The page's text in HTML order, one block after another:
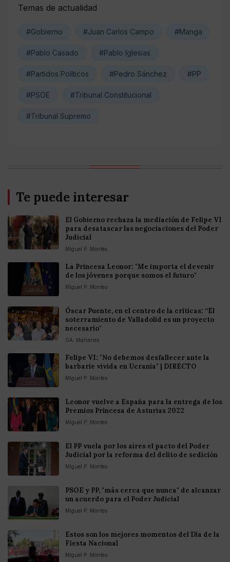
Temas de actualidad
#Gobierno #Juan Carlos Campo #Manga
#Pablo Casado #Pablo Iglesias
#Partidos Políticos #Pedro Sánchez #PP
#PSOE #Tribunal Constitucional
#Tribunal Supremo
Te puede interesar
El Gobierno rechaza la mediación de Felipe VI
para desatascar las negociaciones del Poder
Judicial
Miguel P. Montes
La Princesa Leonor: "Me importa el devenir
de los jóvenes porque somos el futuro"
Miguel P. Montes
Óscar Puente, en el centro de la críticas: “El
soterramiento de Valladolid es un proyecto
necesario"
GA. Mañanes
Felipe VI: "No debemos desfallecer ante la
barbarie vivida en Ucrania" | DIRECTO
Miguel P. Montes
Leonor vuelve a España para la entrega de los
Premios Princesa de Asturias 2022
Miguel P. Montes
El PP vuela por los aires el pacto del Poder
Judicial por la reforma del delito de sedición
Miguel P. Montes
PSOE y PP, "más cerca que nunca" de alcanzar
un acuerdo para el Poder Judicial
Miguel P. Montes
Estos son los mejores momentos del Día de la
Fiesta Nacional
Miguel P. Montes